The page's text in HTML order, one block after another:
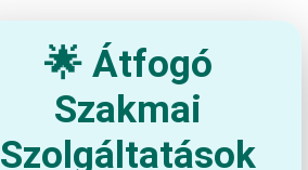
🌟 Átfogó
Szakmai
Szolgáltatások